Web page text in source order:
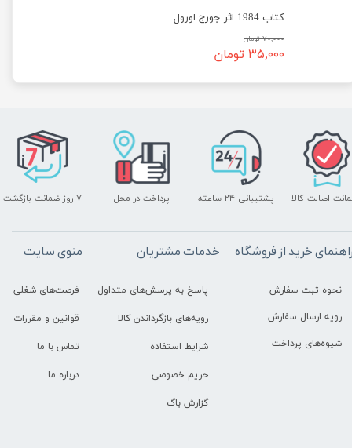
کتاب 1984 اثر جورج اورول
۷۰,۰۰۰ تومان
۳۵,۰۰۰ تومان
اصالت کالا ۷ روز ضمانت بازگشت پرداخت در محل پشتیبانی ۲۴ ساعته
خرید از فروشگاه
نحوه ثبت سفارش
رویه ارسال سفارش
شیوه‌های پرداخت
خدمات مشتریان
پاسخ به پرسش‌های متداول
رویه‌های بازگرداندن کالا
شرایط استفاده
حریم خصوصی
گزارش باگ
منوی سایت
فرصت‌های شغلی
قوانین و مقررات
تماس با ما
درباره ما